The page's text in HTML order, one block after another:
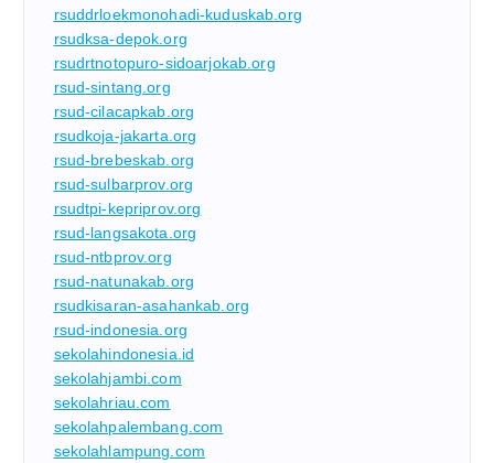
rsuddrloekmonohadi-kuduskab.org
rsudksa-depok.org
rsudrtnotopuro-sidoarjokab.org
rsud-sintang.org
rsud-cilacapkab.org
rsudkoja-jakarta.org
rsud-brebeskab.org
rsud-sulbarprov.org
rsudtpi-kepriprov.org
rsud-langsakota.org
rsud-ntbprov.org
rsud-natunakab.org
rsudkisaran-asahankab.org
rsud-indonesia.org
sekolahindonesia.id
sekolahjambi.com
sekolahriau.com
sekolahpalembang.com
sekolahlampung.com